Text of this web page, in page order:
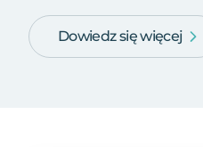
Dowiedz się więcej